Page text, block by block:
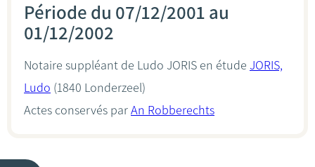
Période du 07/12/2001 au
01/12/2002
Notaire suppléant de Ludo JORIS en étude JORIS,
Ludo (1840 Londerzeel)
Actes conservés parAn Robberechts